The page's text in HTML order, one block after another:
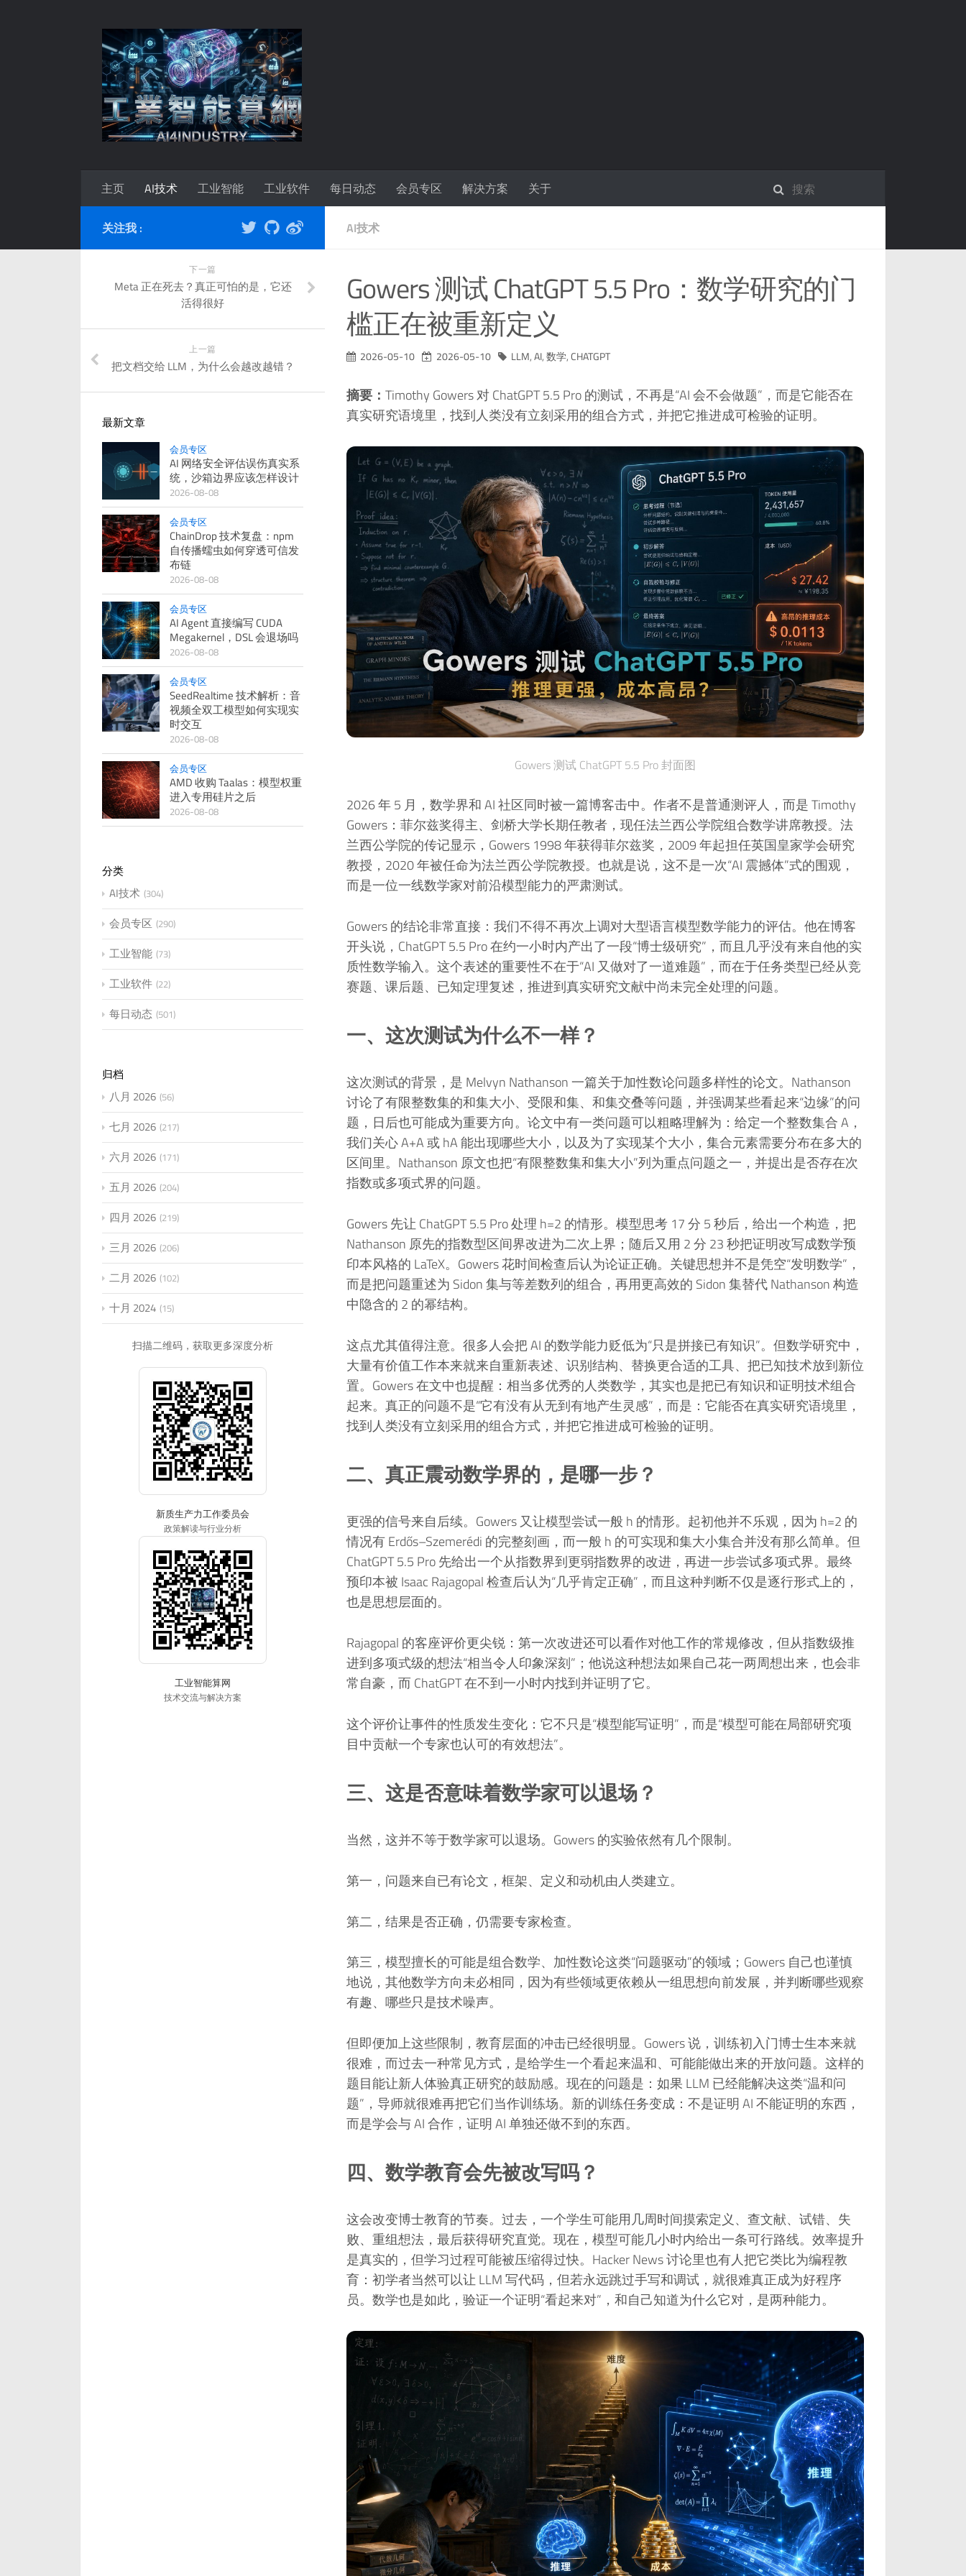
主页 AI技术 工业智能 工业软件 每日动态 会员专区 解决方案 关于
AI技术
Gowers 测试 ChatGPT 5.5 Pro：数学研究的门
槛正在被重新定义
2026-05-10 2026-05-10 LLM,AI,数学,CHATGPT
摘要： Timothy Gowers 对 ChatGPT 5.5 Pro 的测试，不再是“AI 会不会做题”，而是它能否在
真实研究语境里，找到人类没有立刻采用的组合方式，并把它推进成可检验的证明。
Gowers 测试 ChatGPT 5.5 Pro 封面图
2026 年 5 月，数学界和 AI 社区同时被一篇博客击中。作者不是普通测评人，而是 Timothy
Gowers：菲尔兹奖得主、剑桥大学长期任教者，现任法兰西公学院组合数学讲席教授。法
兰西公学院的传记显示，Gowers 1998 年获得菲尔兹奖，2009 年起担任英国皇家学会研究
教授，2020 年被任命为法兰西公学院教授。也就是说，这不是一次“AI 震撼体”式的围观，
而是一位一线数学家对前沿模型能力的严肃测试。
Gowers 的结论非常直接：我们不得不再次上调对大型语言模型数学能力的评估。他在博客
开头说，ChatGPT 5.5 Pro 在约一小时内产出了一段“博士级研究”，而且几乎没有来自他的实
质性数学输入。这个表述的重要性不在于“AI 又做对了一道难题”，而在于任务类型已经从竞
赛题、课后题、已知定理复述，推进到真实研究文献中尚未完全处理的问题。
一、这次测试为什么不一样？
这次测试的背景，是 Melvyn Nathanson 一篇关于加性数论问题多样性的论文。Nathanson
讨论了有限整数集的和集大小、受限和集、和集交叠等问题，并强调某些看起来“边缘”的问
题，日后也可能成为重要方向。论文中有一类问题可以粗略理解为：给定一个整数集合 A，
我们关心 A+A 或 hA 能出现哪些大小，以及为了实现某个大小，集合元素需要分布在多大的
区间里。Nathanson 原文也把“有限整数集和集大小”列为重点问题之一，并提出是否存在次
指数或多项式界的问题。
Gowers 先让 ChatGPT 5.5 Pro 处理 h=2 的情形。模型思考 17 分 5 秒后，给出一个构造，把
Nathanson 原先的指数型区间界改进为二次上界；随后又用 2 分 23 秒把证明改写成数学预
印本风格的 LaTeX。Gowers 花时间检查后认为论证正确。关键思想并不是凭空“发明数学”，
而是把问题重述为 Sidon 集与等差数列的组合，再用更高效的 Sidon 集替代 Nathanson 构造
中隐含的 2 的幂结构。
这点尤其值得注意。很多人会把 AI 的数学能力贬低为“只是拼接已有知识”。但数学研究中，
大量有价值工作本来就来自重新表述、识别结构、替换更合适的工具、把已知技术放到新位
置。Gowers 在文中也提醒：相当多优秀的人类数学，其实也是把已有知识和证明技术组合
起来。真正的问题不是“它有没有从无到有地产生灵感”，而是：它能否在真实研究语境里，
找到人类没有立刻采用的组合方式，并把它推进成可检验的证明。
二、真正震动数学界的，是哪一步？
更强的信号来自后续。Gowers 又让模型尝试一般 h 的情形。起初他并不乐观，因为 h=2 的
情况有 Erdős–Szemerédi 的完整刻画，而一般 h 的可实现和集大小集合并没有那么简单。但
ChatGPT 5.5 Pro 先给出一个从指数界到更弱指数界的改进，再进一步尝试多项式界。最终
预印本被 Isaac Rajagopal 检查后认为“几乎肯定正确”，而且这种判断不仅是逐行形式上的，
也是思想层面的。
Rajagopal 的客座评价更尖锐：第一次改进还可以看作对他工作的常规修改，但从指数级推
进到多项式级的想法“相当令人印象深刻”；他说这种想法如果自己花一两周想出来，也会非
常自豪，而 ChatGPT 在不到一小时内找到并证明了它。
这个评价让事件的性质发生变化：它不只是“模型能写证明”，而是“模型可能在局部研究项
目中贡献一个专家也认可的有效想法”。
三、这是否意味着数学家可以退场？
当然，这并不等于数学家可以退场。Gowers 的实验依然有几个限制。
第一，问题来自已有论文，框架、定义和动机由人类建立。
第二，结果是否正确，仍需要专家检查。
第三，模型擅长的可能是组合数学、加性数论这类“问题驱动”的领域；Gowers 自己也谨慎
地说，其他数学方向未必相同，因为有些领域更依赖从一组思想向前发展，并判断哪些观察
有趣、哪些只是技术噪声。
但即便加上这些限制，教育层面的冲击已经很明显。Gowers 说，训练初入门博士生本来就
很难，而过去一种常见方式，是给学生一个看起来温和、可能能做出来的开放问题。这样的
题目能让新人体验真正研究的鼓励感。现在的问题是：如果 LLM 已经能解决这类“温和问
题”，导师就很难再把它们当作训练场。新的训练任务变成：不是证明 AI 不能证明的东西，
而是学会与 AI 合作，证明 AI 单独还做不到的东西。
四、数学教育会先被改写吗？
这会改变博士教育的节奏。过去，一个学生可能用几周时间摸索定义、查文献、试错、失
败、重组想法，最后获得研究直觉。现在，模型可能几小时内给出一条可行路线。效率提升
是真实的，但学习过程可能被压缩得过快。Hacker News 讨论里也有人把它类比为编程教
育：初学者当然可以让 LLM 写代码，但若永远跳过手写和调试，就很难真正成为好程序
员。数学也是如此，验证一个证明“看起来对”，和自己知道为什么它对，是两种能力。
关注我 :
下一篇
Meta 正在死去？真正可怕的是，它还
活得很好
上一篇
把文档交给 LLM，为什么会越改越错？
最新文章
会员专区
AI 网络安全评估误伤真实系
统，沙箱边界应该怎样设计
2026-08-08
会员专区
ChainDrop 技术复盘：npm
自传播蠕虫如何穿透可信发
布链
2026-08-08
会员专区
AI Agent 直接编写 CUDA
Megakernel，DSL 会退场吗
2026-08-08
会员专区
SeedRealtime 技术解析：音
视频全双工模型如何实现实
时交互
2026-08-08
会员专区
AMD 收购 Taalas：模型权重
进入专用硅片之后
2026-08-08
分类
AI技术 304
会员专区 290
工业智能 73
工业软件 22
每日动态 501
归档
八月 2026 56
七月 2026 217
六月 2026 171
五月 2026 204
四月 2026 219
三月 2026 206
二月 2026 102
十月 2024 15
扫描二维码，获取更多深度分析
新质生产力工作委员会
政策解读与行业分析
工业智能算网
技术交流与解决方案